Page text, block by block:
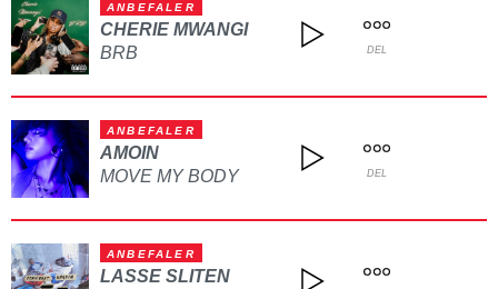
ANBEFALER
CHERIE MWANGI
BRB
DEL
ANBEFALER
AMOIN
MOVE MY BODY
DEL
ANBEFALER
LASSE SLITEN